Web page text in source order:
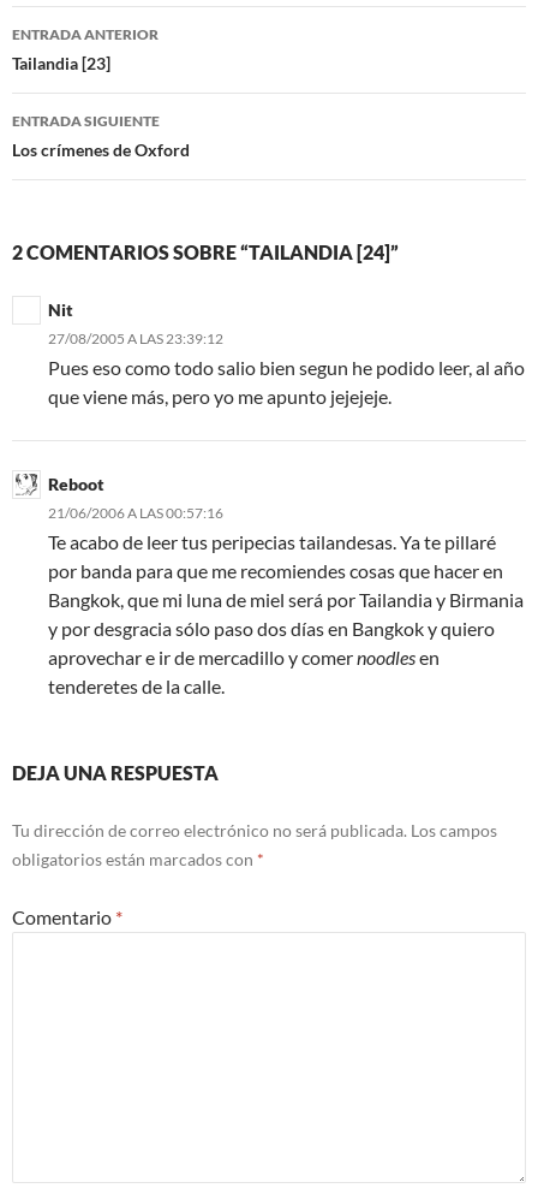
Navegación
de
entradas
ENTRADA ANTERIOR
Tailandia [23]
ENTRADA SIGUIENTE
Los crímenes de Oxford
2 COMENTARIOS SOBRE “TAILANDIA [24]”
Nit
27/08/2005 A LAS 23:39:12
Pues eso como todo salio bien segun he podido leer, al año
que viene más, pero yo me apunto jejejeje.
Reboot
21/06/2006 A LAS 00:57:16
Te acabo de leer tus peripecias tailandesas. Ya te pillaré
por banda para que me recomiendes cosas que hacer en
Bangkok, que mi luna de miel será por Tailandia y Birmania
y por desgracia sólo paso dos días en Bangkok y quiero
aprovechar e ir de mercadillo y comernoodlesen
tenderetes de la calle.
DEJA UNA RESPUESTA
Tu dirección de correo electrónico no será publicada. Los campos
obligatorios están marcados con *
Comentario *